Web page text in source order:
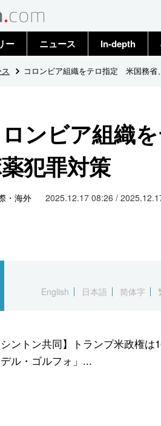
ー
・東京2020
ニュース
トップ
In-depth
コロンビア組織をテロ指定 米国務省
ンビア組織
犯罪対策
・海外 2025.12.17 08:26 /
English
日本語 简体字
シントン共同】トランプ米政権
ル・ゴルフォ」...